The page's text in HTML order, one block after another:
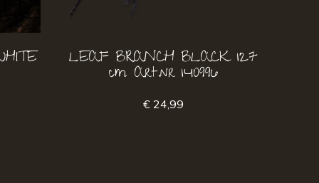
LEAF BRANCH BLACK 127
cm Art.nr 140996
€ 24,99